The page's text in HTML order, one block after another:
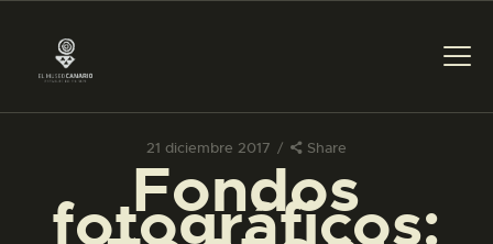
21 diciembre 2017 Share
Fondos
fotográficos:
PREPARAR LA VISITA